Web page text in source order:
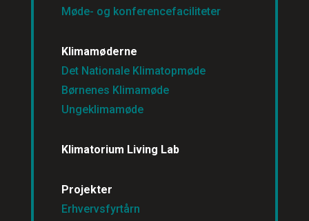
Møde- og konferencefaciliteter
Klimamøderne
Det Nationale Klimatopmøde
Børnenes Klimamøde
Ungeklimamøde
Klimatorium Living Lab
Projekter
Erhvervsfyrtårn